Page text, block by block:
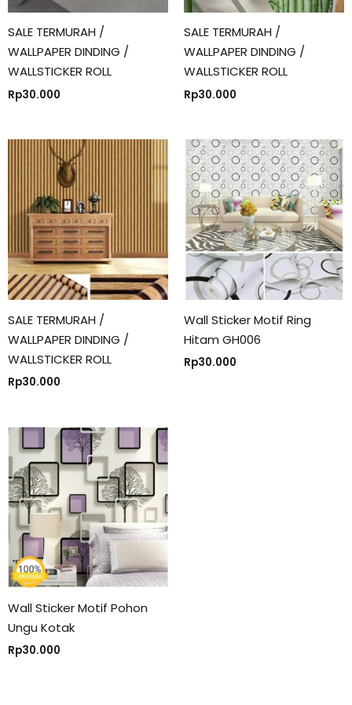
SALE TERMURAH /
WALLPAPER DINDING /
WALLSTICKER ROLL
Rp30.000
SALE TERMURAH /
WALLPAPER DINDING /
WALLSTICKER ROLL
Rp30.000
SALE TERMURAH /
WALLPAPER DINDING /
WALLSTICKER ROLL
Rp30.000
Wall Sticker Motif Ring
Hitam GH006
Rp30.000
Wall Sticker Motif Pohon
Ungu Kotak
Rp30.000